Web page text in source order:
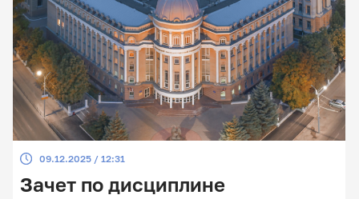
09.12.2025 / 12:31
Зачет по дисциплине